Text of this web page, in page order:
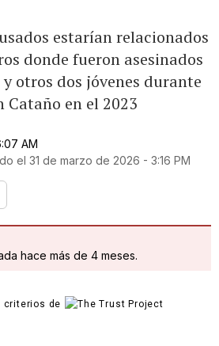
estarían relacionados
donde fueron asesinados
otros dos jóvenes durante
Cataño en el 2023
AM
el 31 de marzo de 2026 - 3:16 PM
hace más de 4 meses.
criterios de